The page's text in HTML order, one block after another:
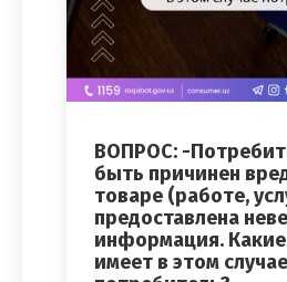
ВОПРОС: -
быть причинен
товаре (работе,
предоставлена
информация.
имеет в этом случае